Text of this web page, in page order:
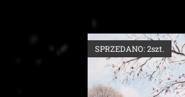
SPRZEDANO: 2szt.